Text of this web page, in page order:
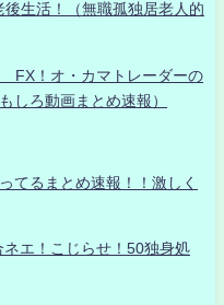
生活！（無職孤独居老人的
FX！オ・カマトレーダーの
ろ動画まとめ速報）
てるまとめ速報！！激しく
エ！こじらせ！50独身処